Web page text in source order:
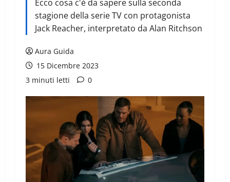
Ecco cosa c'è da sapere sulla seconda
stagione della serie TV con protagonista
Jack Reacher, interpretato da Alan Ritchson
Aura Guida
15 Dicembre 2023
3 minuti letti
0